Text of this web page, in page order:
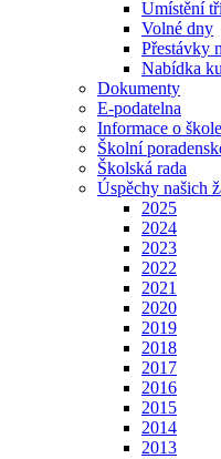
Umístění
Volné dny
Přestávky
Nabídka
Dokumenty
E-podatelna
Informace o škole
Školní
Školská rada
Úspěchy našich
2025
2024
2023
2022
2021
2020
2019
2018
2017
2016
2015
2014
2013